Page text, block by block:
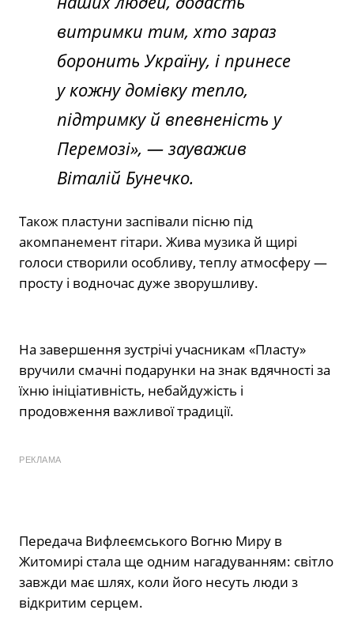
витримки тим, хто зараз
боронить Україну, і принесе
у кожну домівку тепло,
підтримку й впевненість у
Перемозі», — зауважив
Віталій Бунечко.
Також пластуни заспівали пісню під
акомпанемент гітари. Жива музика й щирі
голоси створили особливу, теплу атмосферу —
просту і водночас дуже зворушливу.
На завершення зустрічі учасникам «Пласту»
вручили смачні подарунки на знак вдячності за
їхню ініціативність, небайдужість і
продовження важливої традиції.
РЕКЛАМА
Передача Вифлеємського Вогню Миру в
Житомирі стала ще одним нагадуванням: світло
завжди має шлях, коли його несуть люди з
відкритим серцем.